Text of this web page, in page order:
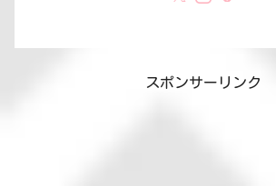
スポンサーリンク